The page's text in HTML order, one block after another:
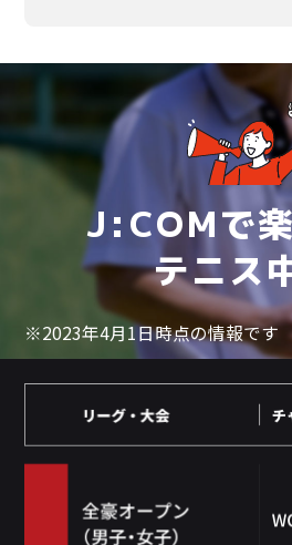
J:COMで
テニス
※2023年4月1日時点の情報です